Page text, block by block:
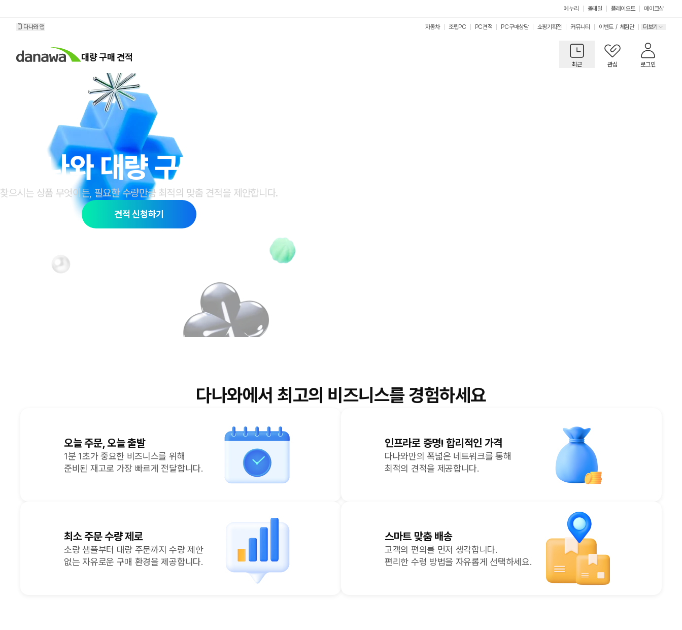
에누리 몰테일 플레이오토 메이크샵
다나와 앱 자동차 조립PC PC견적 PC구매상담 쇼핑기획전 커뮤니티 이벤트 / 체험단 더보기
대량 구매 견적
최근 관심 로그인
다나와 대량 구매 견적
찾으시는 상품 무엇이든, 필요한 수량만큼 최적의 맞춤 견적을 제안합니다.
견적 신청하기
다나와에서 최고의 비즈니스를경험하세요
오늘 주문, 오늘 출발
1분 1초가 중요한 비즈니스를 위해
준비된 재고로 가장 빠르게 전달합니다.
인프라로 증명! 합리적인 가격
다나와만의 폭넓은 네트워크를 통해
최적의 견적을 제공합니다.
최소 주문 수량 제로
소량 샘플부터 대량 주문까지 수량 제한
없는 자유로운 구매 환경을 제공합니다.
스마트 맞춤 배송
고객의 편의를 먼저 생각합니다.
편리한 수령 방법을 자유롭게 선택하세요.